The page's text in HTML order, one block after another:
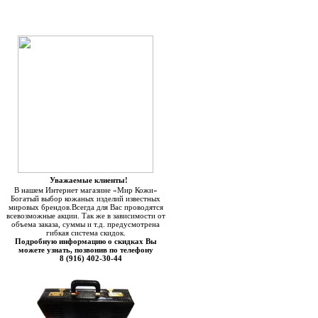
Уважаемые клиенты!
В нашем Интернет магазине «Мир Кожи»
Богатый выбор кожаных изделий известных
мировых брендов.Всегда для Вас проводятся
всевозможные акции. Так же в зависимости от
объема заказа, суммы и т.д. предусмотрена
гибкая система скидок.
Подробную информацию о скидках Вы
можете узнать, позвонив по телефону
8 (916) 402-30-44